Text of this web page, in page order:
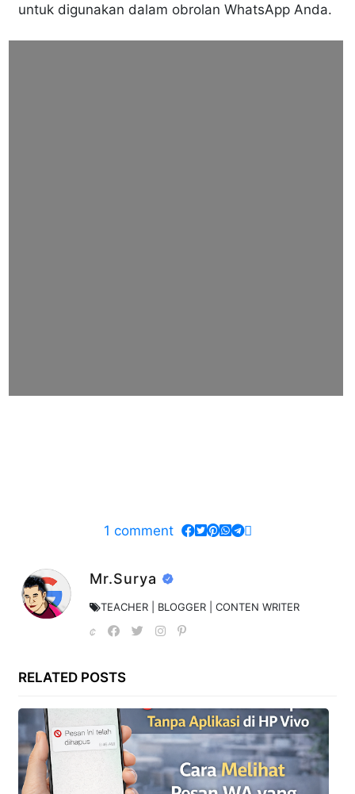
untuk digunakan dalam obrolan WhatsApp Anda.
1 comment
Mr.Surya
TEACHER | BLOGGER | CONTEN WRITER
RELATED POSTS